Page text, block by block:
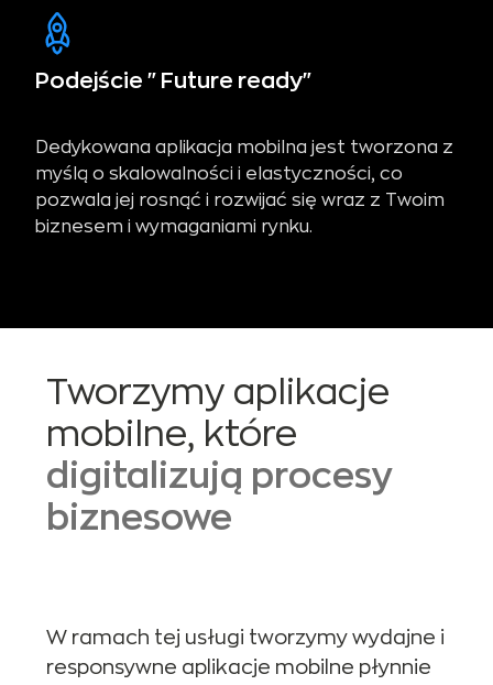
Podejście "Future ready"
Dedykowana aplikacja mobilna jest tworzona z
myślą o skalowalności i elastyczności, co
pozwala jej rosnąć i rozwijać się wraz z Twoim
biznesem i wymaganiami rynku.
Tworzymy aplikacje
mobilne, które
digitalizują procesy
biznesowe
W ramach tej usługi tworzymy wydajne i
responsywne aplikacje mobilne płynnie